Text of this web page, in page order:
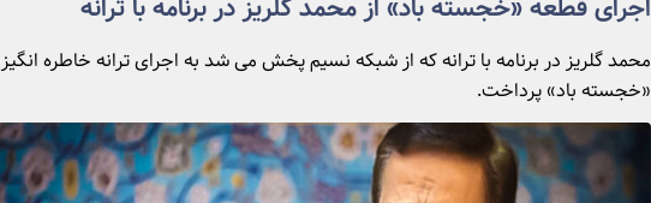
اجرای قطعه «خجسته باد» از محمد گلریز در برنامه با ترانه
محمد گلریز در برنامه با ترانه که از شبکه نسیم پخش می شد به اجرای ترانه خاطره انگیز
«خجسته باد» پرداخت.